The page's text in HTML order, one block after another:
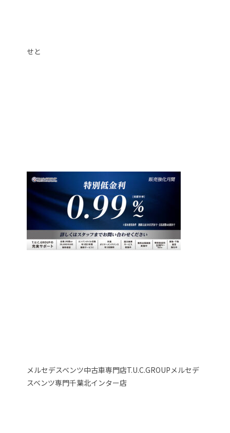
せと
メルセデスベンツ中古車専門店T.U.C.GROUPメルセデ
スベンツ専門千葉北インター店